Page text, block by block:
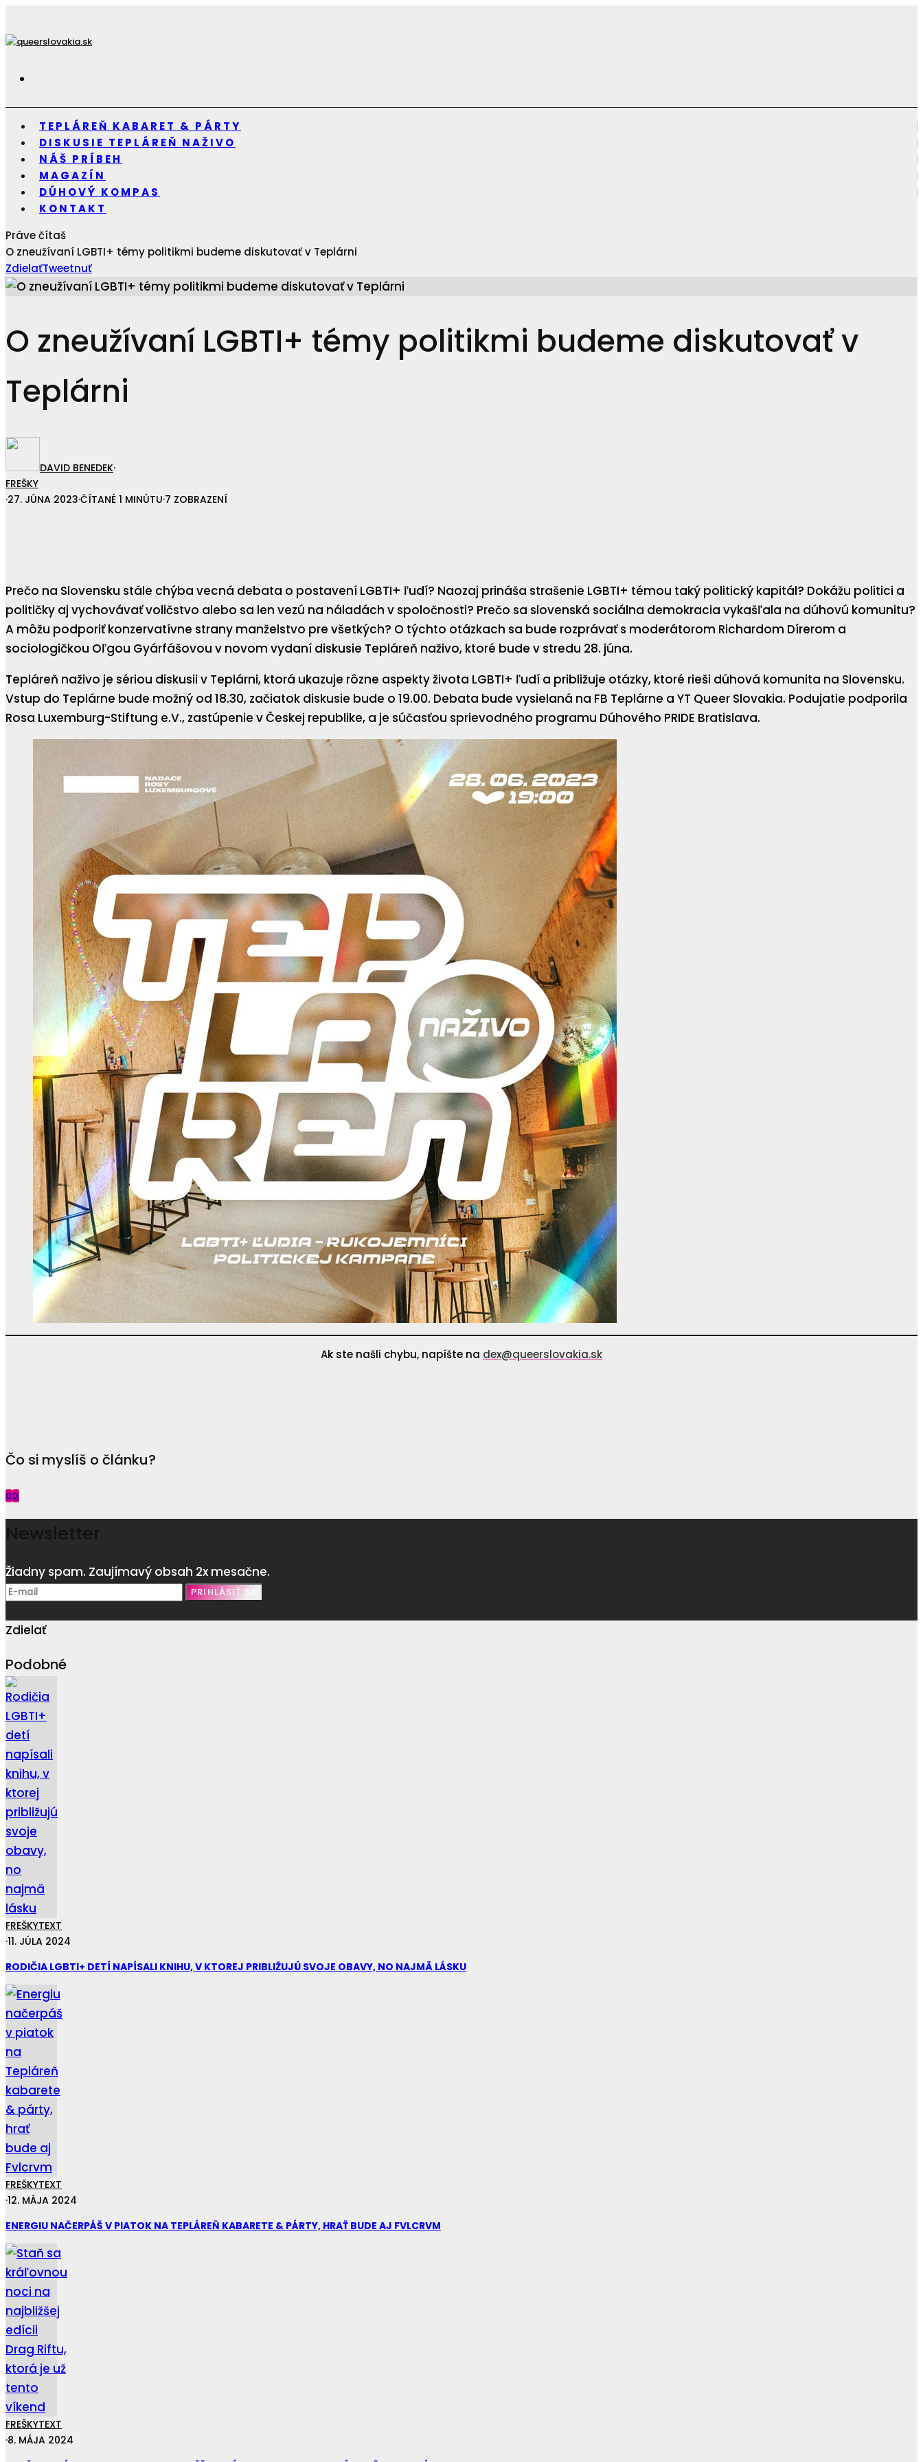
TEPLÁREŇ KABARET & PÁRTY
DISKUSIE TEPLÁREŇ NAŽIVO
NÁŠ PRÍBEH
MAGAZÍN
DÚHOVÝ KOMPAS
KONTAKT
Práve čítaš
O zneužívaní LGBTI+ témy politikmi budeme diskutovať v Teplárni
ZdielaťTweetnuť
O zneužívaní LGBTI+ témy politikmi budeme diskutovať v
Teplárni
DAVID BENEDEK·
FREŠKY
·27. JÚNA 2023·ČÍTANÉ 1 MINÚTU·7 ZOBRAZENÍ
Prečo na Slovensku stále chýba vecná debata o postavení LGBTI+ ľudí? Naozaj prináša strašenie LGBTI+ témou taký politický kapitál? Dokážu politici a
političky aj vychovávať voličstvo alebo sa len vezú na náladách v spoločnosti? Prečo sa slovenská sociálna demokracia vykašľala na dúhovú komunitu?
A môžu podporiť konzervatívne strany manželstvo pre všetkých? O týchto otázkach sa bude rozprávať s moderátorom Richardom Dírerom a
sociologičkou Oľgou Gyárfášovou v novom vydaní diskusie Tepláreň naživo, ktoré bude v stredu 28. júna.
Tepláreň naživo je sériou diskusii v Teplárni, ktorá ukazuje rôzne aspekty života LGBTI+ ľudí a približuje otázky, ktoré rieši dúhová komunita na Slovensku.
Vstup do Teplárne bude možný od 18.30, začiatok diskusie bude o 19.00. Debata bude vysielaná na FB Teplárne a YT Queer Slovakia. Podujatie podporila
Rosa Luxemburg-Stiftung e.V., zastúpenie v Českej republike, a je súčasťou sprievodného programu Dúhového PRIDE Bratislava.
Ak ste našli chybu, napíšte na dex@queerslovakia.sk
Čo si myslíš o článku?
00
Žiadny spam. Zaujímavý obsah 2x mesačne.
Zdielať
Podobné
FREŠKYTEXT
·11. JÚLA 2024
RODIČIA LGBTI+ DETÍ NAPÍSALI KNIHU, V KTOREJ PRIBLIŽUJÚ SVOJE OBAVY, NO NAJMÄ LÁSKU
FREŠKYTEXT
·12. MÁJA 2024
ENERGIU NAČERPÁŠ V PIATOK NA TEPLÁREŇ KABARETE & PÁRTY, HRAŤ BUDE AJ FVLCRVM
FREŠKYTEXT
·8. MÁJA 2024